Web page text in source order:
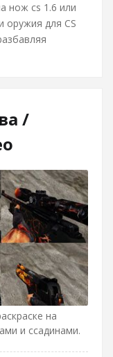
нож cs 1.6 или
оружия для CS
/
на
и ссадинами.